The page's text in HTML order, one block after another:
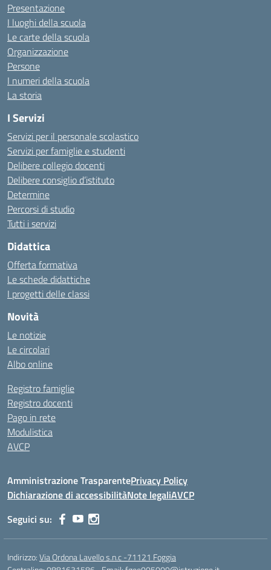
Presentazione
I luoghi della scuola
Le carte della scuola
Organizzazione
Persone
I numeri della scuola
La storia
I Servizi
Servizi per il personale scolastico
Servizi per famiglie e studenti
Delibere collegio docenti
Delibere consiglio d’istituto
Determine
Percorsi di studio
Tutti i servizi
Didattica
Offerta formativa
Le schede didattiche
I progetti delle classi
Novità
Le notizie
Le circolari
Albo online
Registro famiglie
Registro docenti
Pago in rete
Modulistica
AVCP
Amministrazione TrasparentePrivacy Policy
Dichiarazione di accessibilitàNote legaliAVCP
Seguici su:
Indirizzo:Via Ordona Lavello s.n.c -71121 Foggia